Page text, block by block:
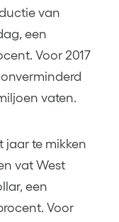
van
een
Voor 2017
vaten.
jaar te mikken
vat West
een
Voor